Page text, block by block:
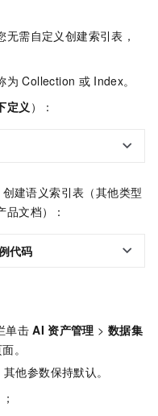
需自定义创建索引表，
为 Collection 或 Index。
定义 ）：
建语义索引表（其他类型
文档）：
代码
单击 AI 资产管理 > 数据集
。
他参数保持默认。